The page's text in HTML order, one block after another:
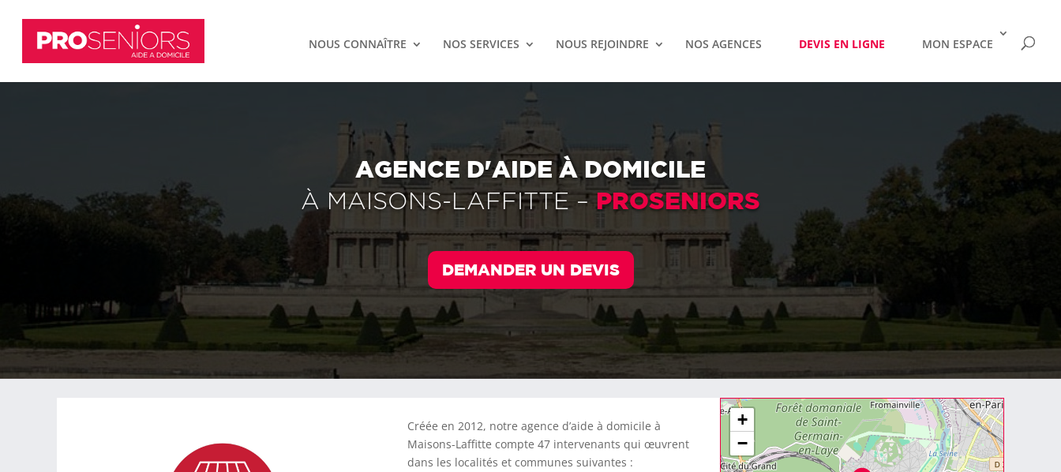
NOUS CONNAÎTRE NOS SERVICES NOUS REJOINDRE NOS AGENCES DEVIS EN LIGNE MON ESPACE
AGENCE D'AIDE À DOMICILE
À MAISONS-LAFFITTE–PROSENIORS
DEMANDER UN DEVIS
Créée en 2012, notre agence d’aide à domicile à
Maisons-Laffitte compte 47 intervenants qui œuvrent
dans les localités et communes suivantes :
+
−